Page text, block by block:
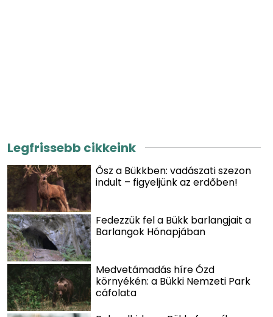
Legfrissebb cikkeink
Ősz a Bükkben: vadászati szezon
indult – figyeljünk az erdőben!
Fedezzük fel a Bükk barlangjait a
Barlangok Hónapjában
Medvetámadás híre Ózd
környékén: a Bükki Nemzeti Park
cáfolata